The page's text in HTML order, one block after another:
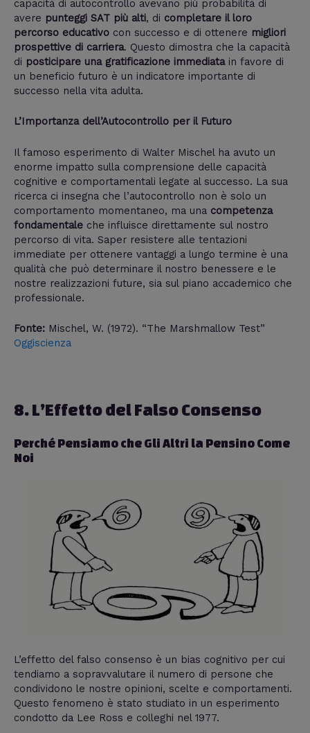
capacità di autocontrollo avevano più probabilità di
avere punteggi SAT più alti, di completare il loro
percorso educativo con successo e di ottenere migliori
prospettive di carriera. Questo dimostra che la capacità
di posticipare una gratificazione immediatain favore di
un beneficio futuro è un indicatore importante di
successo nella vita adulta.
L’Importanza dell’Autocontrollo per il Futuro
Il famoso esperimento di Walter Mischel ha avuto un
enorme impatto sulla comprensione delle capacità
cognitive e comportamentali legate al successo. La sua
ricerca ci insegna che l’autocontrollo non è solo un
comportamento momentaneo, ma una competenza
fondamentale che influisce direttamente sul nostro
percorso di vita. Saper resistere alle tentazioni
immediate per ottenere vantaggi a lungo termine è una
qualità che può determinare il nostro benessere e le
nostre realizzazioni future, sia sul piano accademico che
professionale.
Fonte: Mischel, W. (1972). “The Marshmallow Test”
Oggiscienza
8. L’Effetto del Falso Consenso
Perché Pensiamo che Gli Altri la Pensino Come
Noi
L’effetto del falso consenso è un bias cognitivo per cui
tendiamo a sopravvalutare il numero di persone che
condividono le nostre opinioni, scelte e comportamenti.
Questo fenomeno è stato studiato in un esperimento
condotto da Lee Ross e colleghi nel 1977.